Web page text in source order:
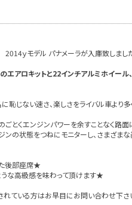
ｙモデル パナメーラが入庫致しました
アロキットと22インチアルミホイー
じない速さ、楽しさをライバル車より
ごとくエンジンパワーを余すことなく路
ンの状態をつねにモニターし、さまざ
後部座席★
うな高級感を味わって頂けます★
ている方はお早目にお問い合わせ下さい